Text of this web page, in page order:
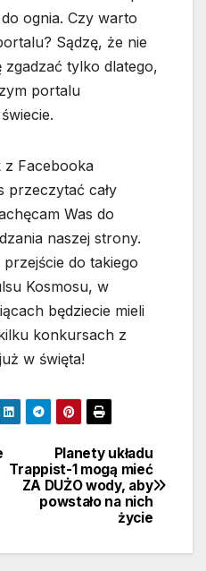
ognia. Czy warto
Sądzę, że nie
tylko dlatego,
portalu
Facebooka
przeczytać cały
Was do
naszej strony.
do takiego
Kosmosu, w
będziecie mieli
konkursach z
w święta!
Planety układu
Trappist-1 mogą mieć
ZA DUŻO wody, aby
powstało na nich
życie